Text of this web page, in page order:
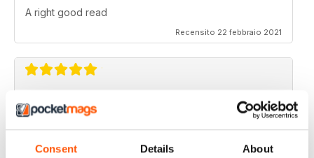
Consent Details About
A right good read
Recensito 22 febbraio 2021
LEAGUE EXPRESS
keep up the great work
Recensito 28 settembre 2020